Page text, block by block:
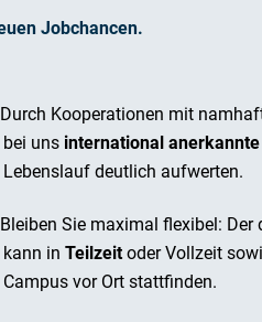
Jobchancen.
Durch Kooperationen mit
bei uns international
Lebenslauf deutlich aufwerten.
Bleiben Sie maximal flexibel: Der
kann in Teilzeitoder Vollzeit
Campus vor Ort stattfinden.